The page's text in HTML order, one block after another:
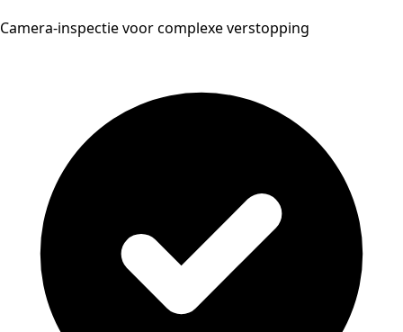
Camera-inspectie voor complexe verstopping